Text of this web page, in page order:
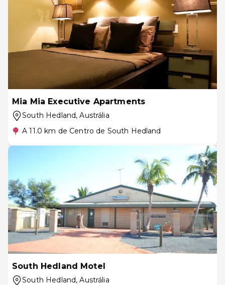
Mia Mia Executive Apartments
South Hedland, Austrália
A 11.0 km de Centro de South Hedland
South Hedland Motel
South Hedland, Austrália